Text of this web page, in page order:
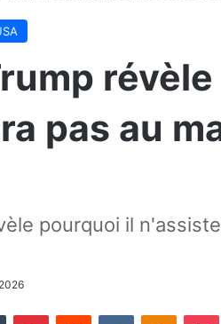
pas au
pourquoi il
Tumblr PinterestReddit VKontakte